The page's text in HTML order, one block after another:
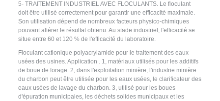
5- TRAITEMENT INDUSTRIEL AVEC FLOCULANTS. Le floculant
doit être utilisé correctement pour garantir une efficacité maximale.
Son utilisation dépend de nombreux facteurs physico-chimiques
pouvant altérer le résultat obtenu. Au stade industriel, l'efficacité se
situe entre 60 et 120 % de l'efficacité du laboratoire.
Floculant cationique polyacrylamide pour le traitement des eaux
usées des usines. Application . 1, matériaux utilisés pour les additifs
de boue de forage. 2, dans l'exploitation minière, l'industrie minière
du charbon peut être utilisée pour les eaux usées, le clarificateur des
eaux usées de lavage du charbon. 3, utilisé pour les boues
d'épuration municipales, les déchets solides municipaux et les